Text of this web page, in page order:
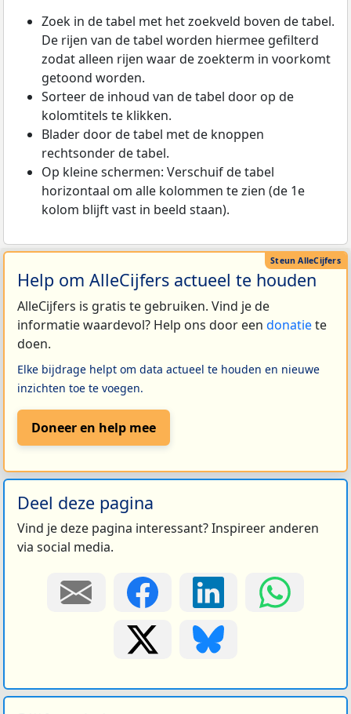
Zoek in de tabel met het zoekveld boven de tabel.
De rijen van de tabel worden hiermee gefilterd
zodat alleen rijen waar de zoekterm in voorkomt
getoond worden.
Sorteer de inhoud van de tabel door op de
kolomtitels te klikken.
Blader door de tabel met de knoppen
rechtsonder de tabel.
Op kleine schermen: Verschuif de tabel
horizontaal om alle kolommen te zien (de 1e
kolom blijft vast in beeld staan).
Help om AlleCijfers actueel te houden
AlleCijfers is gratis te gebruiken. Vind je de
informatie waardevol? Help ons door een donatiete
doen.
Elke bijdrage helpt om data actueel te houden en nieuwe
inzichten toe te voegen.
Doneer en help mee
Deel deze pagina
Vind je deze pagina interessant? Inspireer anderen
via social media.